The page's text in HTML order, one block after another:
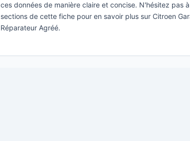
ces données de manière claire et concise. N'hésitez pas
sections de cette fiche pour en savoir plus sur Citroen
Réparateur Agréé.